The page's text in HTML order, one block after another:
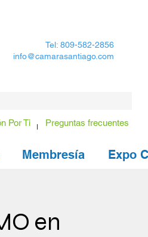
Tel: 809-582-2856
info@camarasantiago.com
Por Ti Preguntas frecuentes
Membresía Expo
en